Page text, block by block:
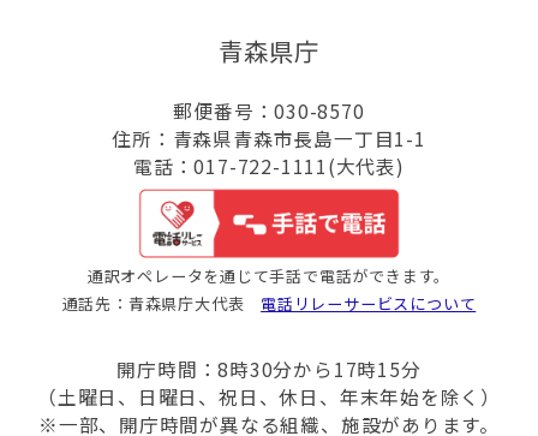
青森県庁
郵便番号：030-8570
住所：青森県青森市長島一丁目1-1
電話：017-722-1111(大代表)
通訳オペレータを通じて手話で電話ができます。
通話先：青森県庁大代表 電話リレーサービスについて
開庁時間：8時30分から17時15分
（土曜日、日曜日、祝日、休日、年末年始を除く）
※一部、開庁時間が異なる組織、施設があります。